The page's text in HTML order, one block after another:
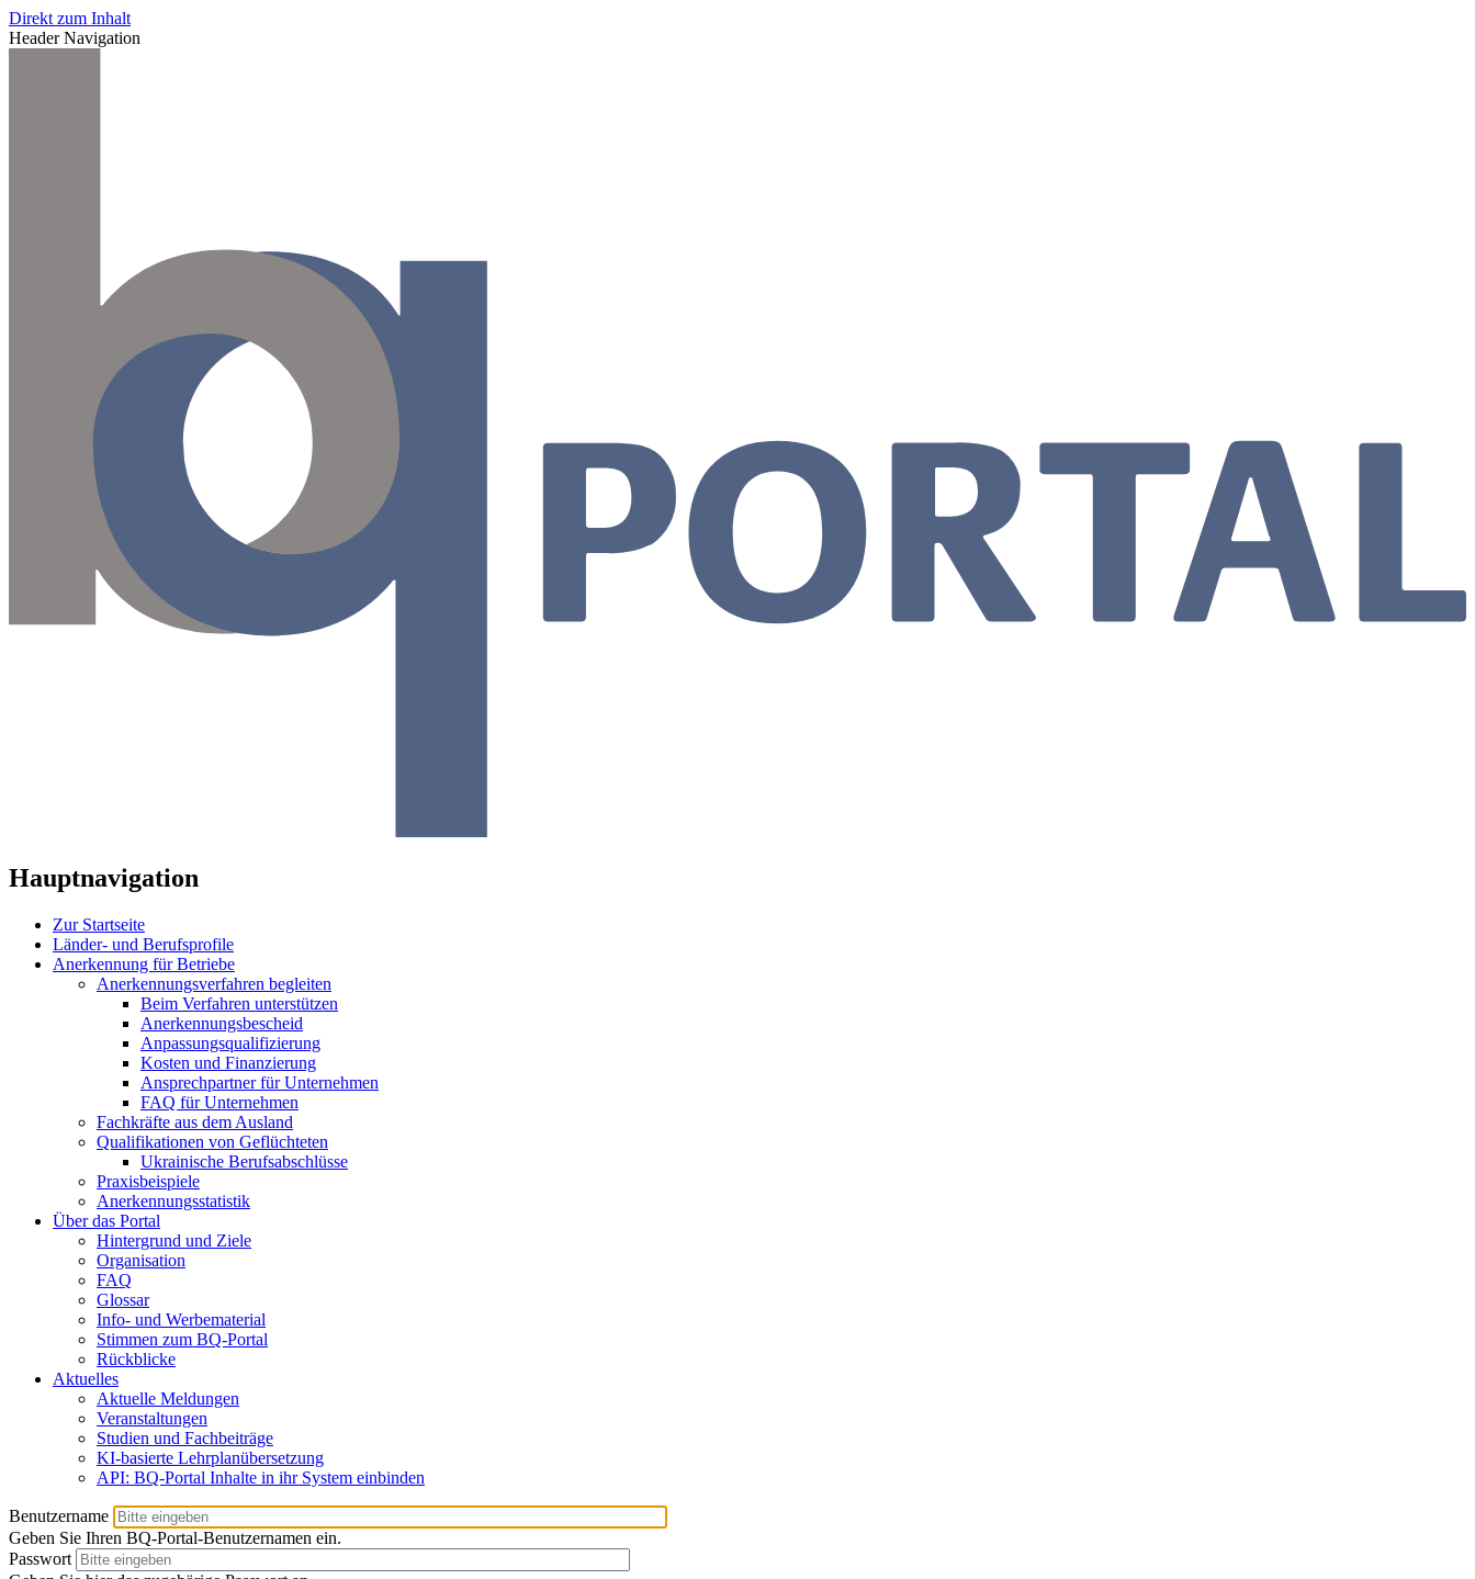
Direkt zum Inhalt
Header Navigation
Hauptnavigation
Zur Startseite
Länder- und Berufsprofile
Anerkennung für Betriebe
Anerkennungsverfahren begleiten
Beim Verfahren unterstützen
Anerkennungsbescheid
Anpassungsqualifizierung
Kosten und Finanzierung
Ansprechpartner für Unternehmen
FAQ für Unternehmen
Fachkräfte aus dem Ausland
Qualifikationen von Geflüchteten
Ukrainische Berufsabschlüsse
Praxisbeispiele
Anerkennungsstatistik
Über das Portal
Hintergrund und Ziele
Organisation
FAQ
Glossar
Info- und Werbematerial
Stimmen zum BQ-Portal
Rückblicke
Aktuelles
Aktuelle Meldungen
Veranstaltungen
Studien und Fachbeiträge
KI-basierte Lehrplanübersetzung
API: BQ-Portal Inhalte in ihr System einbinden
Benutzername
Geben Sie Ihren BQ-Portal-Benutzernamen ein.
Passwort